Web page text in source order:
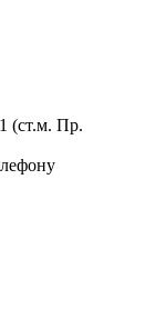
(ст.м. Пр.